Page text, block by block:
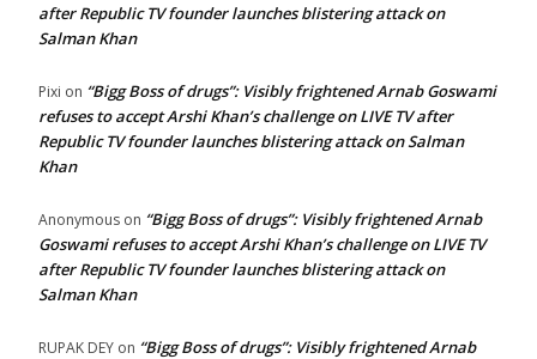
after Republic TV founder launches blistering attack on
Salman Khan
Pixi on “Bigg Boss of drugs”: Visibly frightened Arnab Goswami
refuses to accept Arshi Khan’s challenge on LIVE TV after
Republic TV founder launches blistering attack on Salman
Khan
Anonymous on “Bigg Boss of drugs”: Visibly frightened Arnab
Goswami refuses to accept Arshi Khan’s challenge on LIVE TV
after Republic TV founder launches blistering attack on
Salman Khan
RUPAK DEY on “Bigg Boss of drugs”: Visibly frightened Arnab